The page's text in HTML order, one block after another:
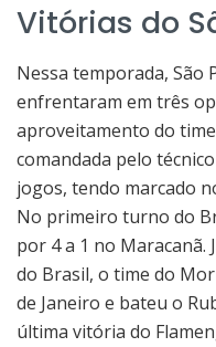
Vitórias do
Nessa temporada, São
enfrentaram em três
aproveitamento do
comandada pelo
jogos, tendo marcado
No primeiro turno do
por 4 a 1 no Maracanã.
do Brasil, o time do
de Janeiro e bateu o
última vitória do